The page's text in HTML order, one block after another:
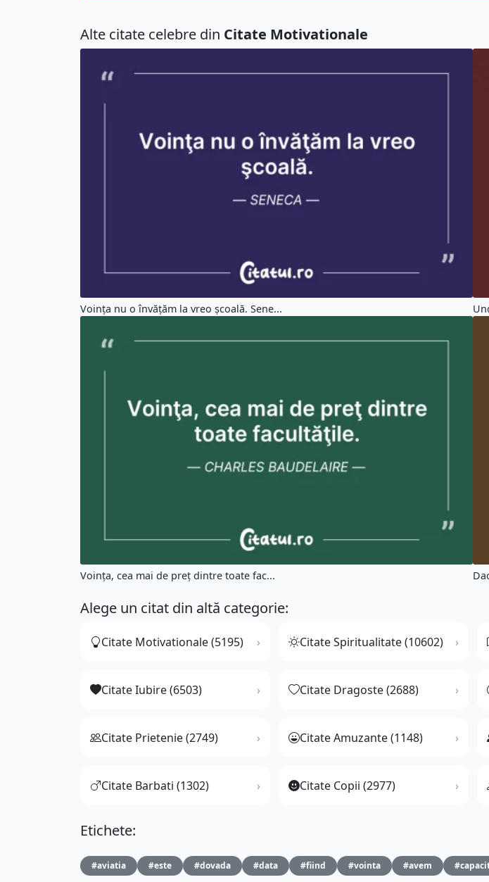
Alte citate celebre din Citate Motivationale
Voinţa nu o învăţăm la vreo şcoală. Sene...
Voinţa, cea mai de preţ dintre toate fac...
Alege un citat din altă categorie:
Citate Motivationale (5195) Citate Spiritualitate (10602)
Citate Iubire (6503) Citate Dragoste (2688)
Citate Prietenie (2749) Citate Amuzante (1148)
Citate Barbati (1302) Citate Copii (2977)
Etichete:
#aviatia #este #dovada #data #fiind #vointa #avem